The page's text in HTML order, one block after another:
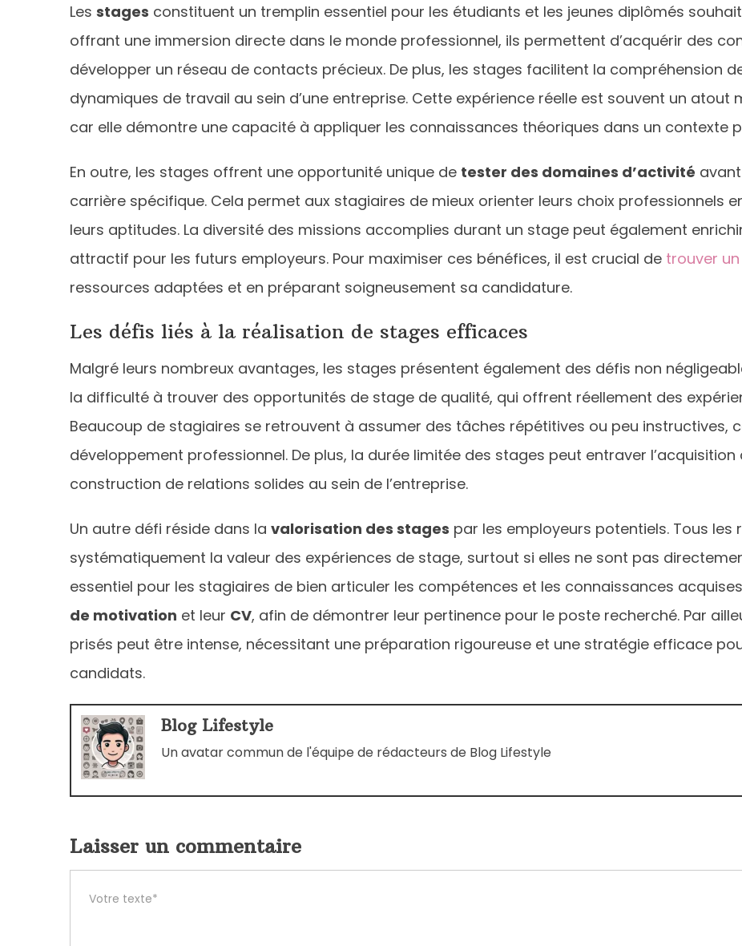
Les stages constituent un tremplin essentiel pour les étudiants et les jeunes diplômés
offrant une immersion directe dans le monde professionnel, ils permettent d’acquérir des
développer un réseau de contacts précieux. De plus, les stages facilitent la compréhension
dynamiques de travail au sein d’une entreprise. Cette expérience réelle est souvent un atout
car elle démontre une capacité à appliquer les connaissances théoriques dans un contexte
En outre, les stages offrent une opportunité unique de tester des domaines d’activité
carrière spécifique. Cela permet aux stagiaires de mieux orienter leurs choix professionnels
leurs aptitudes. La diversité des missions accomplies durant un stage peut également
attractif pour les futurs employeurs. Pour maximiser ces bénéfices, il est crucial de trouver
ressources adaptées et en préparant soigneusement sa candidature.
Les défis liés à la réalisation de stages efficaces
Malgré leurs nombreux avantages, les stages présentent également des défis non
la difficulté à trouver des opportunités de stage de qualité, qui offrent réellement des
Beaucoup de stagiaires se retrouvent à assumer des tâches répétitives ou peu instructives,
développement professionnel. De plus, la durée limitée des stages peut entraver
construction de relations solides au sein de l’entreprise.
Un autre défi réside dans la valorisation des stages par les employeurs potentiels. Tous
systématiquement la valeur des expériences de stage, surtout si elles ne sont pas
essentiel pour les stagiaires de bien articuler les compétences et les connaissances
de motivation et leur CV, afin de démontrer leur pertinence pour le poste recherché. Par
prisés peut être intense, nécessitant une préparation rigoureuse et une stratégie efficace
candidats.
Blog Lifestyle
Un avatar commun de l'équipe de rédacteurs de Blog Lifestyle
Laisser un commentaire